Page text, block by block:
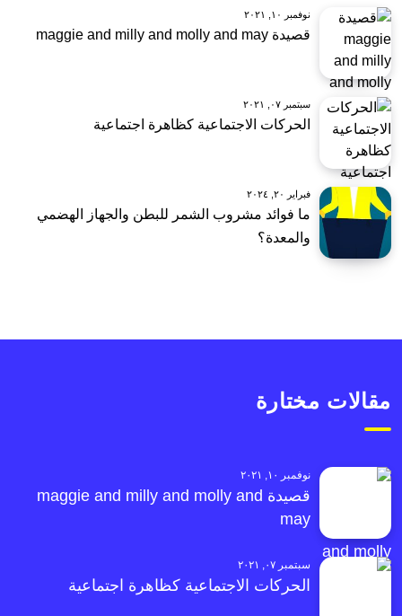
نوفمبر ١٠, ٢٠٢١
قصيدة maggie and milly and molly and may
سبتمبر ٠٧, ٢٠٢١
الحركات الاجتماعية كظاهرة اجتماعية
فبراير ٢٠, ٢٠٢٤
ما فوائد مشروب الشمر للبطن والجهاز الهضمي
والمعدة؟
مقالات مختارة
نوفمبر ١٠, ٢٠٢١
قصيدة maggie and milly and molly and
may
سبتمبر ٠٧, ٢٠٢١
الحركات الاجتماعية كظاهرة اجتماعية